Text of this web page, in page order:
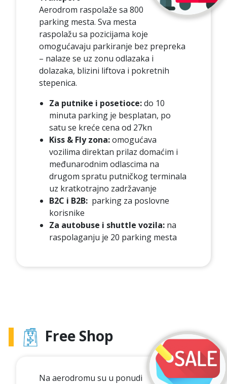
Aerodrom raspolaže sa 800
parking mesta. Sva mesta
raspolažu sa pozicijama koje
omogućavaju parkiranje bez prepreka
– nalaze se uz zonu odlazaka i
dolazaka, blizini liftova i pokretnih
stepenica.
Za putnike i posetioce:do 10
minuta parking je besplatan, po
satu se kreće cena od 27kn
Kiss & Fly zona:omogućava
vozilima direktan prilaz domaćim i
međunarodnim odlascima na
drugom spratu putničkog terminala
uz kratkotrajno zadržavanje
B2C i B2B: parking za poslovne
korisnike
Za autobuse i shuttle vozila: na
raspolaganju je 20 parking mesta
Free Shop
Na aerodromu su u ponudi